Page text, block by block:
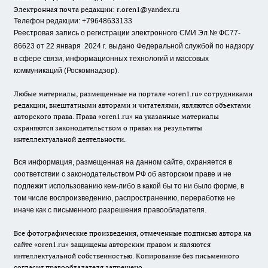
Электронная почта редакции: r.oren1@yandex.ru
Телефон редакции: +79648633133
Реестровая запись о регистрации электронного СМИ Эл.№ ФС77-
86623 от 22 января 2024 г. выдано Федеральной службой по надзору
в сфере связи, информационных технологий и массовых
коммуникаций (Роскомнадзор).
Любые материалы, размещенные на портале «oren1.ru» сотрудниками
редакции, внештатными авторами и читателями, являются объектами
авторского права. Права «oren1.ru» на указанные материалы
охраняются законодательством о правах на результаты
интеллектуальной деятельности.
Вся информация, размещенная на данном сайте, охраняется в
соответствии с законодательством РФ об авторском праве и не
подлежит использованию кем-либо в какой бы то ни было форме, в
том числе воспроизведению, распространению, переработке не
иначе как с письменного разрешения правообладателя.
Все фотографические произведения, отмеченные подписью автора на
сайте «oren1.ru» защищены авторским правом и являются
интеллектуальной собственностью. Копирование без письменного